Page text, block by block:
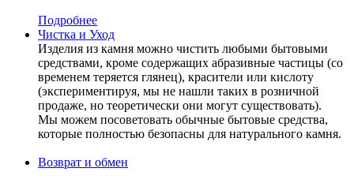
Подробнее
Чистка и Уход
Изделия из камня можно чистить любыми бытовыми
средствами, кроме содержащих абразивные частицы (со
временем теряется глянец), красители или кислоту
(экспериментируя, мы не нашли таких в розничной
продаже, но теоретически они могут существовать).
Мы можем посоветовать обычные бытовые средства,
которые полностью безопасны для натурального камня.
Возврат и обмен